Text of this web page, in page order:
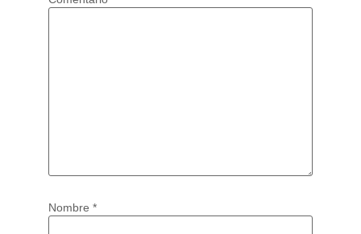
Nombre *